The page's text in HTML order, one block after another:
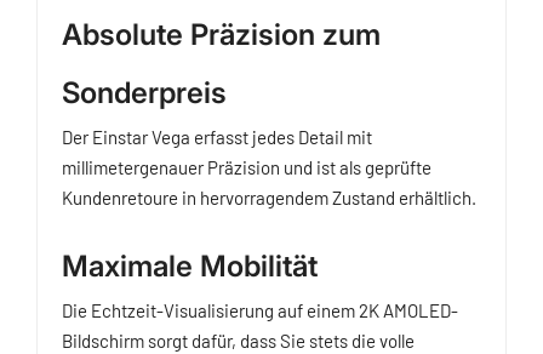
Absolute Präzision zum
Sonderpreis
Der Einstar Vega erfasst jedes Detail mit
millimetergenauer Präzision und ist als geprüfte
Kundenretoure in hervorragendem Zustand erhältlich.
Maximale Mobilität
Die Echtzeit-Visualisierung auf einem 2K AMOLED-
Bildschirm sorgt dafür, dass Sie stets die volle